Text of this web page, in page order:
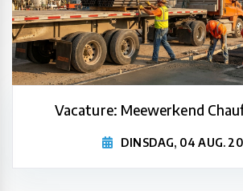
Vacature: Meewerkend
DINSDAG, 04 AUG.